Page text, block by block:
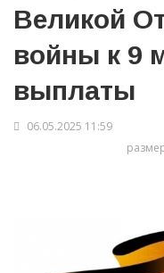
Великой
войны к 9
выплаты
06.05.2025 11:59